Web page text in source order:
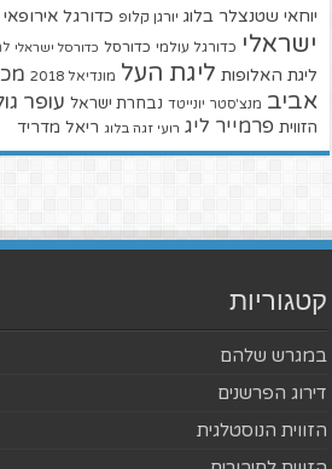
יוחאי שטנצלר בלוג יורגן קלופ כדורגל אירופאי
ישראלי כדורגל עולמי כדורסל כדורסל ישראלי
ליגת האלופות ליגת העל מונדיאל 2018
אביב מנצ'סטר יונייטד נבחרת ישראל עופר
הזווית פרמייר ליג רועי זגה בלוג ריאל מדריד
קטגוריות
במגרש שלהם
דירוג הפרשנים
הזווית הנוסטלגית